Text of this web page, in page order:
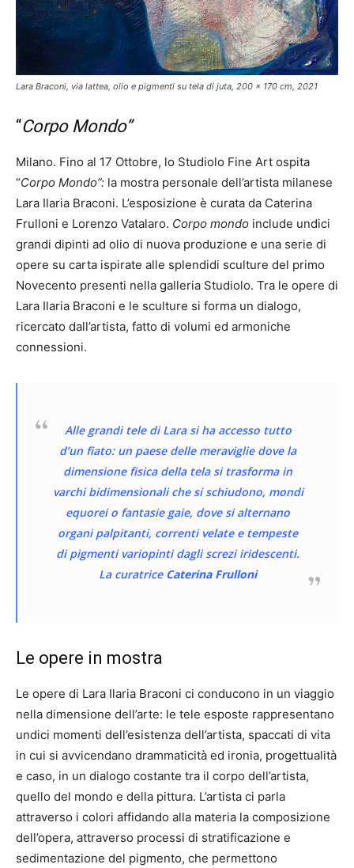
Lara Braconi, via lattea, olio e pigmenti su tela di juta, 200 x 170 cm, 2021
“Corpo Mondo”
Milano. Fino al 17 Ottobre, lo Studiolo Fine Art ospita
“Corpo Mondo”: la mostra personale dell’artista milanese
Lara Ilaria Braconi. L’esposizione è curata da Caterina
Frulloni e Lorenzo Vatalaro. Corpo mondo include undici
grandi dipinti ad olio di nuova produzione e una serie di
opere su carta ispirate alle splendidi sculture del primo
Novecento presenti nella galleria Studiolo. Tra le opere di
Lara Ilaria Braconi e le sculture si forma un dialogo,
ricercato dall’artista, fatto di volumi ed armoniche
connessioni.
Alle grandi tele di Lara si ha accesso tutto
d’un fiato: un paese delle meraviglie dove la
dimensione fisica della tela si trasforma in
varchi bidimensionali che si schiudono, mondi
equorei o fantasie gaie, dove si alternano
organi palpitanti, correnti velate e tempeste
di pigmenti variopinti dagli screzi iridescenti.
La curatrice Caterina Frulloni
Le opere in mostra
Le opere di Lara Ilaria Braconi ci conducono in un viaggio
nella dimensione dell’arte: le tele esposte rappresentano
undici momenti dell’esistenza dell’artista, spaccati di vita
in cui si avvicendano drammaticità ed ironia, progettualità
e caso, in un dialogo costante tra il corpo dell’artista,
quello del mondo e della pittura. L’artista ci parla
attraverso i colori affidando alla materia la composizione
dell’opera, attraverso processi di stratificazione e
sedimentazione del pigmento, che permettono